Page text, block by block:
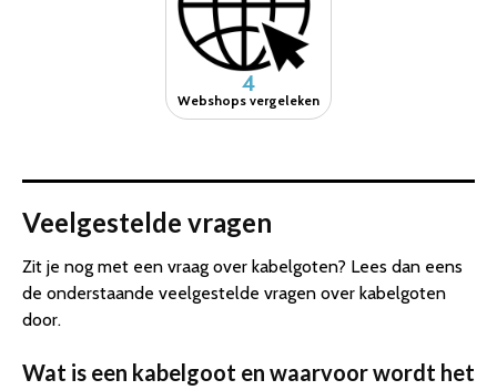
4
Webshops vergeleken
Veelgestelde vragen
Zit je nog met een vraag over kabelgoten? Lees dan eens
de onderstaande veelgestelde vragen over kabelgoten
door.
Wat is een kabelgoot en waarvoor wordt het